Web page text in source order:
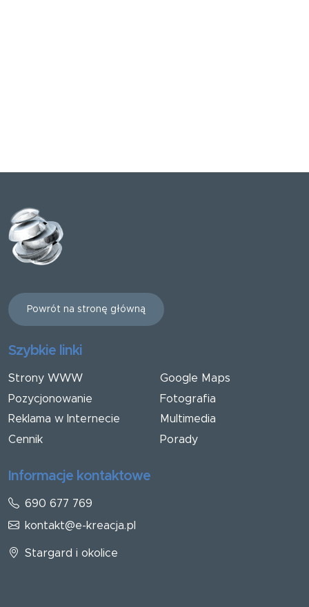
Powrót na stronę główną
Szybkie linki
Strony WWW
Pozycjonowanie
Reklama w Internecie
Cennik
Google Maps
Fotografia
Multimedia
Porady
Informacje kontaktowe
690 677 769
kontakt@e-kreacja.pl
Stargard i okolice